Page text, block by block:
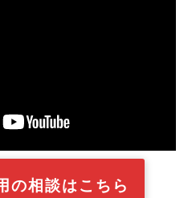
の相談はこちら